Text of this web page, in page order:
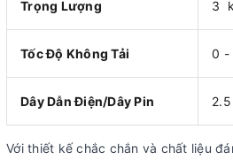
Trọng Lượng 3
Tốc Độ Không Tải 0 -
Dây Dẫn Điện/Dây Pin 2.5
Với thiết kế chắc chắn và chất liệu